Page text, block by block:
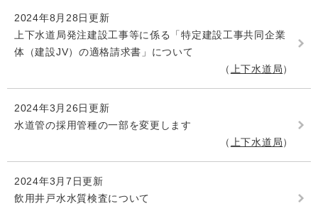
2024年8月28日更新
上下水道局発注建設工事等に係る「特定建設工事共同企業
体（建設JV）の適格請求書」について
上下水道局
2024年3月26日更新
水道管の採用管種の一部を変更します
上下水道局
2024年3月7日更新
飲用井戸水水質検査について